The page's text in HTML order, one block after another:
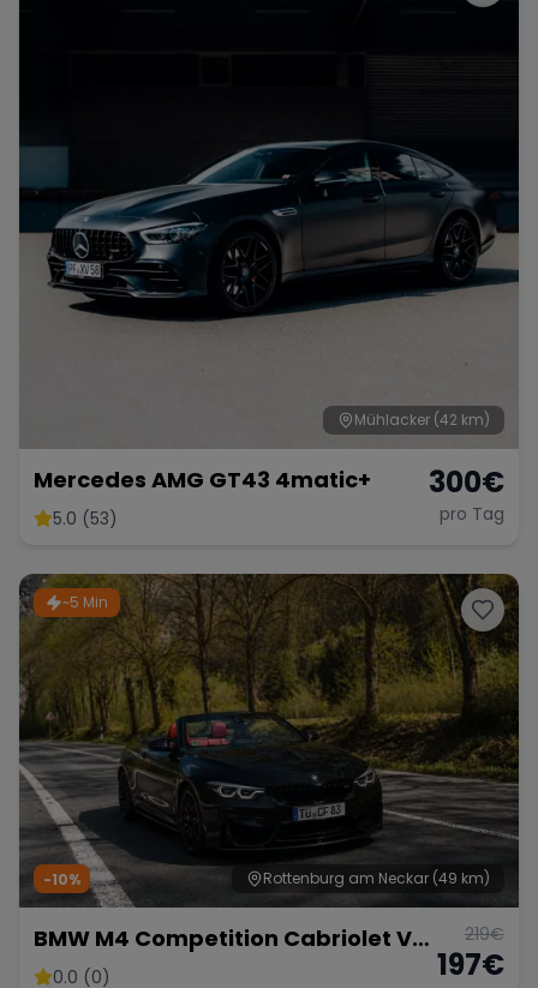
Mühlacker (42 km)
Mercedes AMG GT43 4matic+
5.0 (53)
300€
pro Tag
~5 Min
Rottenburg am Neckar (49 km)
-10%
BMW M4 Competition Cabriolet Vor
Opf!!!
0.0 (0)
219€
197€